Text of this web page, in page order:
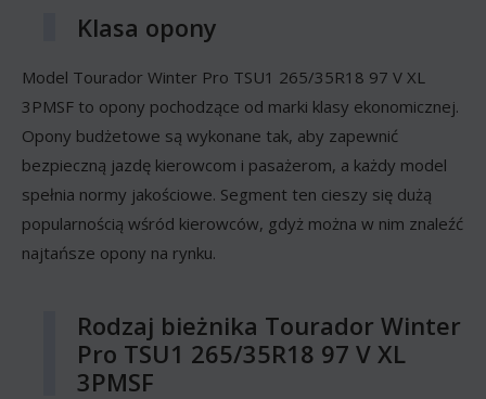
Klasa opony
Model Tourador Winter Pro TSU1 265/35R18 97 V XL
3PMSF to opony pochodzące od marki klasy ekonomicznej.
Opony budżetowe są wykonane tak, aby zapewnić
bezpieczną jazdę kierowcom i pasażerom, a każdy model
spełnia normy jakościowe. Segment ten cieszy się dużą
popularnością wśród kierowców, gdyż można w nim znaleźć
najtańsze opony na rynku.
Rodzaj bieżnika Tourador Winter
Pro TSU1 265/35R18 97 V XL
3PMSF